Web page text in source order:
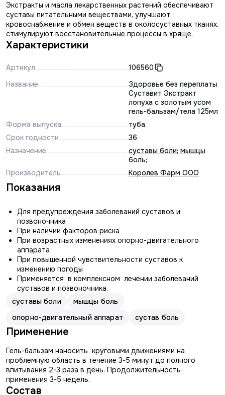
Экстракты и масла лекарственных растений обеспечивают
суставы питательными веществами, улучшают
кровоснабжение и обмен веществ в околосуставных тканях,
стимулируют восстановительные процессы в хряще.
Характеристики
Артикул
106560
Название
Здоровье без переплаты
Суставит Экстракт
лопуха с золотым усом
гель-бальзам/тела 125мл
Форма выпуска
туба
Срок годности
36
Назначение
суставы боли; мышцы
боль;
Производитель
Королев Фарм ООО
Показания
Для предупреждения заболеваний суставов и
позвоночника
При наличии факторов риска
При возрастных изменениях опорно-двигательного
аппарата
При повышенной чувствительности суставов к
изменению погоды
Применяется в комплексном лечении заболеваний
суставов и позвоночника.
суставы боли
мышцы боль
опорно-двигательный аппарат
сустав боль
Применение
Гель-бальзам наносить круговыми движениями на
проблемную область в течение 3-5 минут до полного
впитывания 2-3 раза в день. Продолжительность
применения 3-5 недель.
Состав